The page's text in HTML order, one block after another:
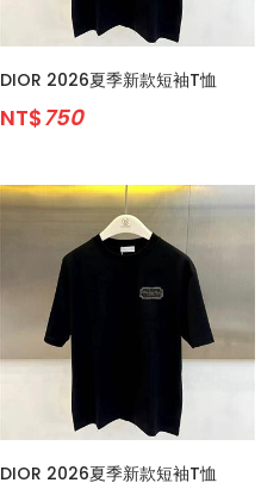
DIOR 2026夏季新款短袖T恤
NT$750
DIOR 2026夏季新款短袖T恤